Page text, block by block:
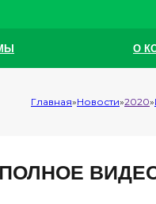
О
Главная Новости 2020
ПОЛНОЕ